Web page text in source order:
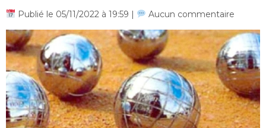
Publié le 05/11/2022 à 19:59 | Aucun commentaire